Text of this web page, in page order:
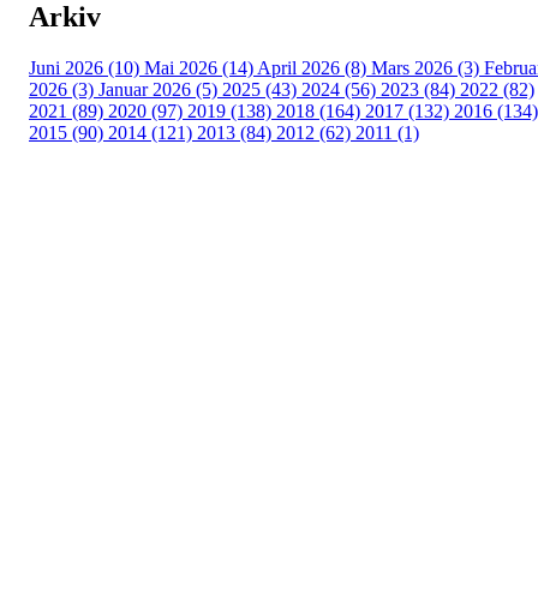
Arkiv
Juni 2026 (10) Mai 2026 (14) April 2026 (8) Mars 2026 (3)
2026 (3) Januar 2026 (5) 2025 (43) 2024 (56) 2023 (84) 2022 (82)
2021 (89) 2020 (97) 2019 (138) 2018 (164) 2017 (132) 2016 (134)
2015 (90) 2014 (121) 2013 (84) 2012 (62) 2011 (1)